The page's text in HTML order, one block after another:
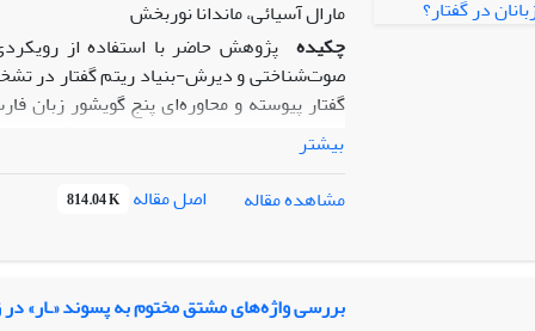
مارال آسیائی، ماندانا نوربخش
چکیده پژوهش حاضر با استفاده از
صوت‌شناختی و دیرش‌-بنیاد ریتم گفتار در
گفتار پیوسته و محاوره‌ای پنج گویشور زبان
اعتبارسنجی مورد تجزیه‌وتحلیل صوت‌شناختی
آذری دوزبانه (ترکی آذری و فارسی) بودند.
زبان فارسی (فارسی- فارسی) و سپس همان
گویشوران ترکی آذری نیز درخواست شد تا
بیشتر
مشاهده مقاله
اصل مقاله 814.04 K
بررسی واژه‌های مشتق مختوم به پسوند «ـار»